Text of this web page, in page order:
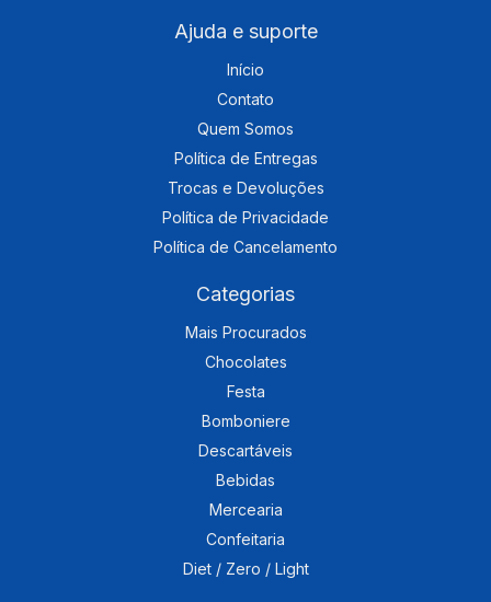
Ajuda e suporte
Início
Contato
Quem Somos
Política de Entregas
Trocas e Devoluções
Política de Privacidade
Política de Cancelamento
Categorias
Mais Procurados
Chocolates
Festa
Bomboniere
Descartáveis
Bebidas
Mercearia
Confeitaria
Diet / Zero / Light